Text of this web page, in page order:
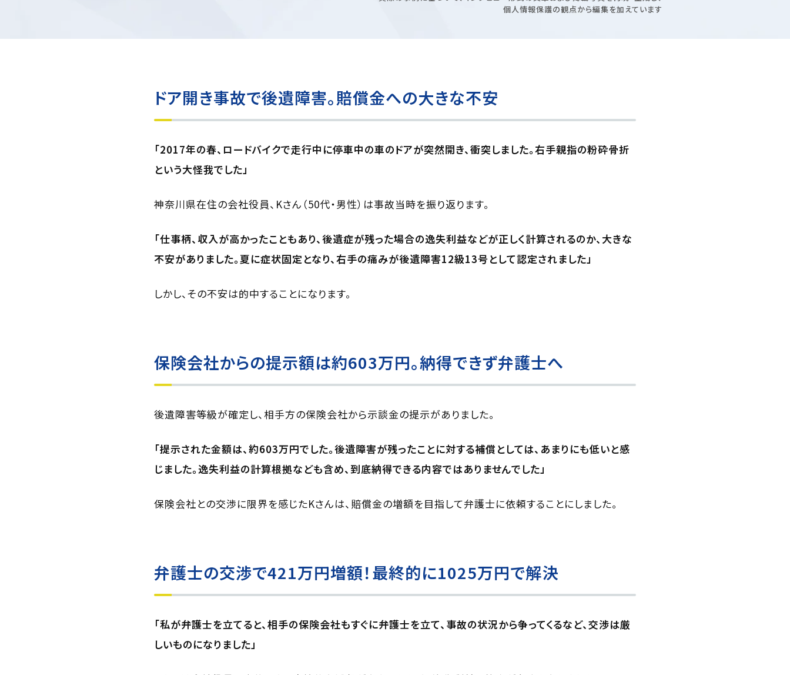
個人情報保護の観点から編集を加えています
ドア開き事故で後遺障害。賠償金への大きな不安
「2017年の春、ロードバイクで走行中に停車中の車のドアが突然開き、衝突しました。右手親指の粉砕骨折
という大怪我でした」
神奈川県在住の会社役員、Kさん（50代・男性）は事故当時を振り返ります。
「仕事柄、収入が高かったこともあり、後遺症が残った場合の逸失利益などが正しく計算されるのか、大きな
不安がありました。夏に症状固定となり、右手の痛みが後遺障害12級13号として認定されました」
しかし、その不安は的中することになります。
保険会社からの提示額は約603万円。納得できず弁護士へ
後遺障害等級が確定し、相手方の保険会社から示談金の提示がありました。
「提示された金額は、約603万円でした。後遺障害が残ったことに対する補償としては、あまりにも低いと感
じました。逸失利益の計算根拠なども含め、到底納得できる内容ではありませんでした」
保険会社との交渉に限界を感じたKさんは、賠償金の増額を目指して弁護士に依頼することにしました。
弁護士の交渉で421万円増額！最終的に1025万円で解決
「私が弁護士を立てると、相手の保険会社もすぐに弁護士を立て、事故の状況から争ってくるなど、交渉は厳
しいものになりました」